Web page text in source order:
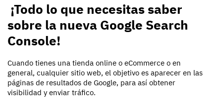
¡Todo lo que necesitas saber
sobre la nueva Google Search
Console!
Cuando tienes una tienda online o eCommerce o en
general, cualquier sitio web, el objetivo es aparecer en las
páginas de resultados de Google, para así obtener
visibilidad y enviar tráfico.